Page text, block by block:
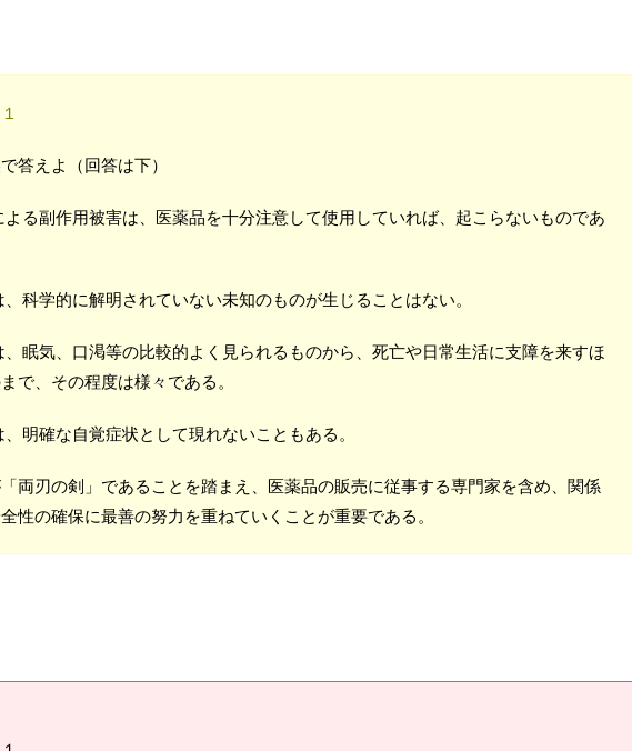
答えよ（回答は下）
よる副作用被害は、医薬品を十分注意して使用していれば、起こらないものであ
、科学的に解明されていない未知のものが生じることはない。
、眠気、口渇等の比較的よく見られるものから、死亡や日常生活に支障を来すほ
で、その程度は様々である。
、明確な自覚症状として現れないこともある。
「両刃の剣」であることを踏まえ、医薬品の販売に従事する専門家を含め、関係
性の確保に最善の努力を重ねていくことが重要である。